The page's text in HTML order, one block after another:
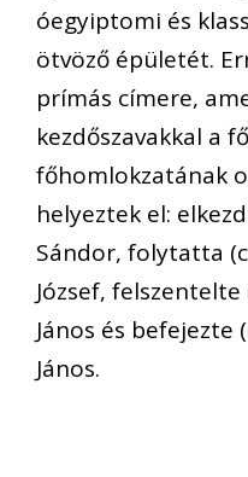
óegyiptomi és
ötvöző épületét.
prímás címere,
kezdőszavakkal a
főhomlokzatának
helyeztek el:
Sándor, folytatta
József,
János és
János.